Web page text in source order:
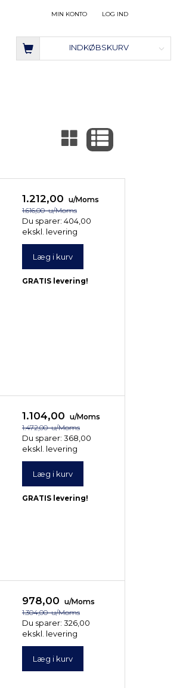
LOG IND
MIN KONTO
INDKØBSKURV
1.212,00
u/Moms
1.616,00u/Moms
Du sparer: 404,00
ekskl. levering
Læg i kurv
GRATIS levering!
1.104,00
u/Moms
1.472,00u/Moms
Du sparer: 368,00
ekskl. levering
Læg i kurv
GRATIS levering!
978,00
u/Moms
1.304,00u/Moms
Du sparer: 326,00
ekskl. levering
Læg i kurv